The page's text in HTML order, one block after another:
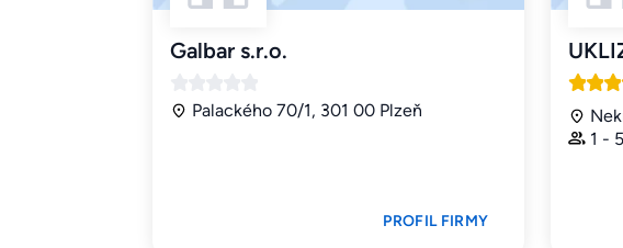
Galbar s.r.o.
Palackého 70/1, 301 00 Plzeň
PROFIL FIRMY
1 -